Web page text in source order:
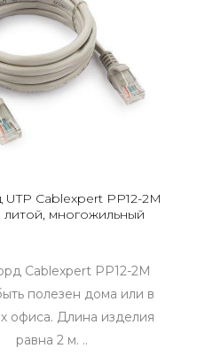
UTP Cablexpert PP12-2M
литой, многожильный
Cablexpert PP12-2M
полезен дома или в
офиса. Длина изделия
равна 2 м. ..